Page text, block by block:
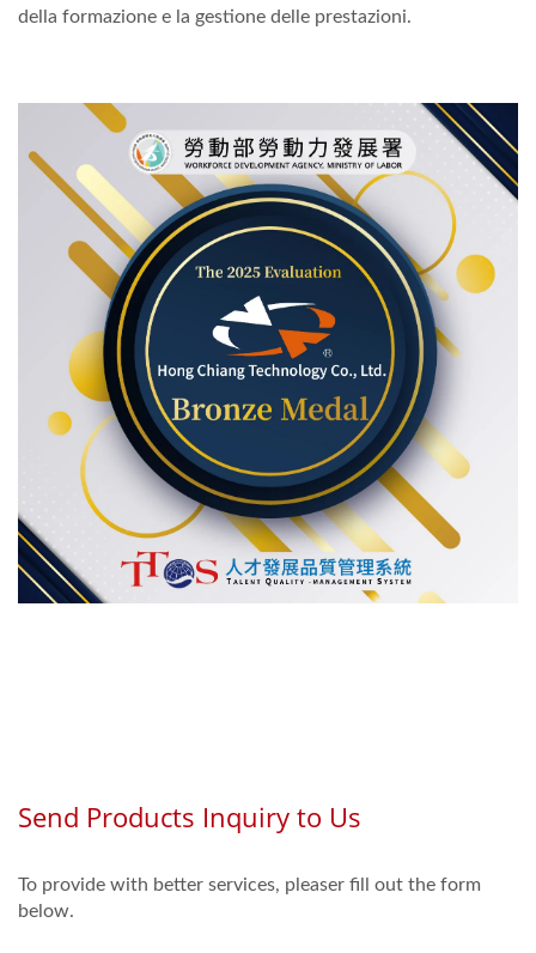
della formazione e la gestione delle prestazioni.